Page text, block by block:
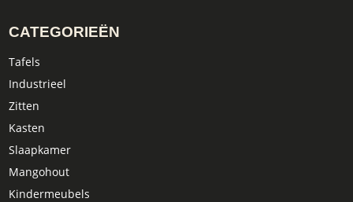
CATEGORIEËN
Tafels
Industrieel
Zitten
Kasten
Slaapkamer
Mangohout
Kindermeubels